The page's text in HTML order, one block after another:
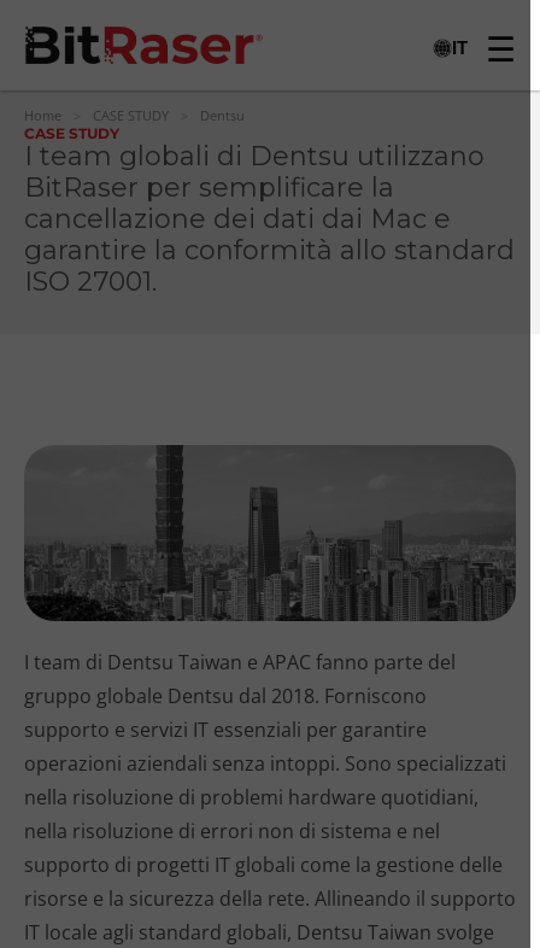
IT
Home CASE STUDY
Dentsu
CASE STUDY
I team globali di Dentsu utilizzano
BitRaser per semplificare la
cancellazione dei dati dai Mac e
garantire la conformità allo standard
ISO 27001.
I team di Dentsu Taiwan e APAC fanno parte del
gruppo globale Dentsu dal 2018. Forniscono
supporto e servizi IT essenziali per garantire
operazioni aziendali senza intoppi. Sono specializzati
nella risoluzione di problemi hardware quotidiani,
nella risoluzione di errori non di sistema e nel
supporto di progetti IT globali come la gestione delle
risorse e la sicurezza della rete. Allineando il supporto
IT locale agli standard globali, Dentsu Taiwan svolge